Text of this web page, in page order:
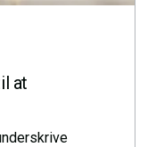
at